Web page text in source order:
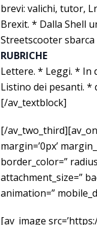
brevi: valichi, tutor,
Brexit. * Dalla Shell
Streetscooter
RUBRICHE
Lettere. * Leggi. * In
Listino dei pesanti. *
[/av_textblock]
[/
margin=’0px’
border_color=”
attachment_size=”
animation=”
[av_image